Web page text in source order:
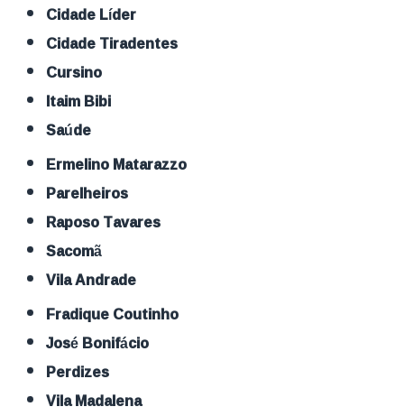
Cidade Líder
Cidade Tiradentes
Cursino
Itaim Bibi
Saúde
Ermelino Matarazzo
Parelheiros
Raposo Tavares
Sacomã
Vila Andrade
Fradique Coutinho
José Bonifácio
Perdizes
Vila Madalena